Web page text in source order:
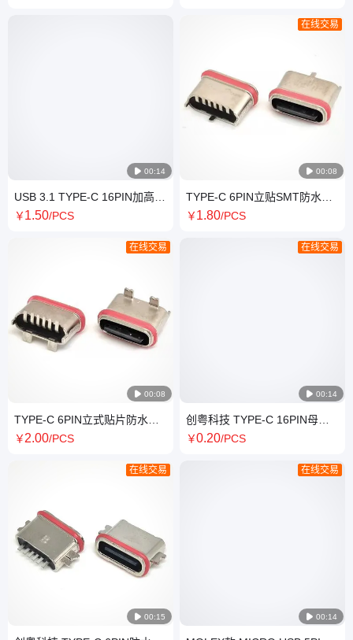
 00:14
USB 3.1 TYPE-C 16PIN加高母
座 四脚插板 有柱 单排贴片
￥1.50/PCS
 00:08
在线交易
TYPE-C 6PIN立式贴片防水母
座 两脚插+两脚贴 舌片外露 粉
￥2.00/PCS
 00:15
在线交易
 00:08
在线交易
TYPE-C 6PIN立贴SMT防水母
座 三脚插板 舌片外露 粉末冶金
￥1.80/PCS
 00:14
在线交易
创粤科技 TYPE-C 16PIN母座
板上四脚插板SMT 有柱
￥0.20/PCS
 00:14
在线交易